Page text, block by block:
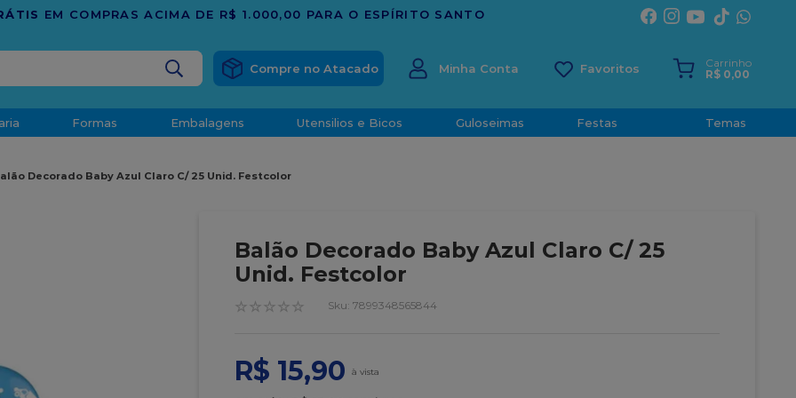
ESPÍRITO SANTO
Minha Conta
Carrinho
R$ 0,00
Formas Embalagens Utensilios e Bicos Guloseimas Festas Temas
Decorado Baby Azul Claro C/ 25 Unid. Festcolor
Balão Decorado Baby Azul Claro C/ 25
Unid. Festcolor
☆ ☆ ☆ ☆ ☆ : 7899348565844
R$ 15,90